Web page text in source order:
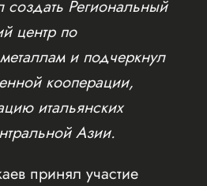
создать Региональный
центр по
и подчеркнул
кооперации,
итальянских
Азии.
принял участие